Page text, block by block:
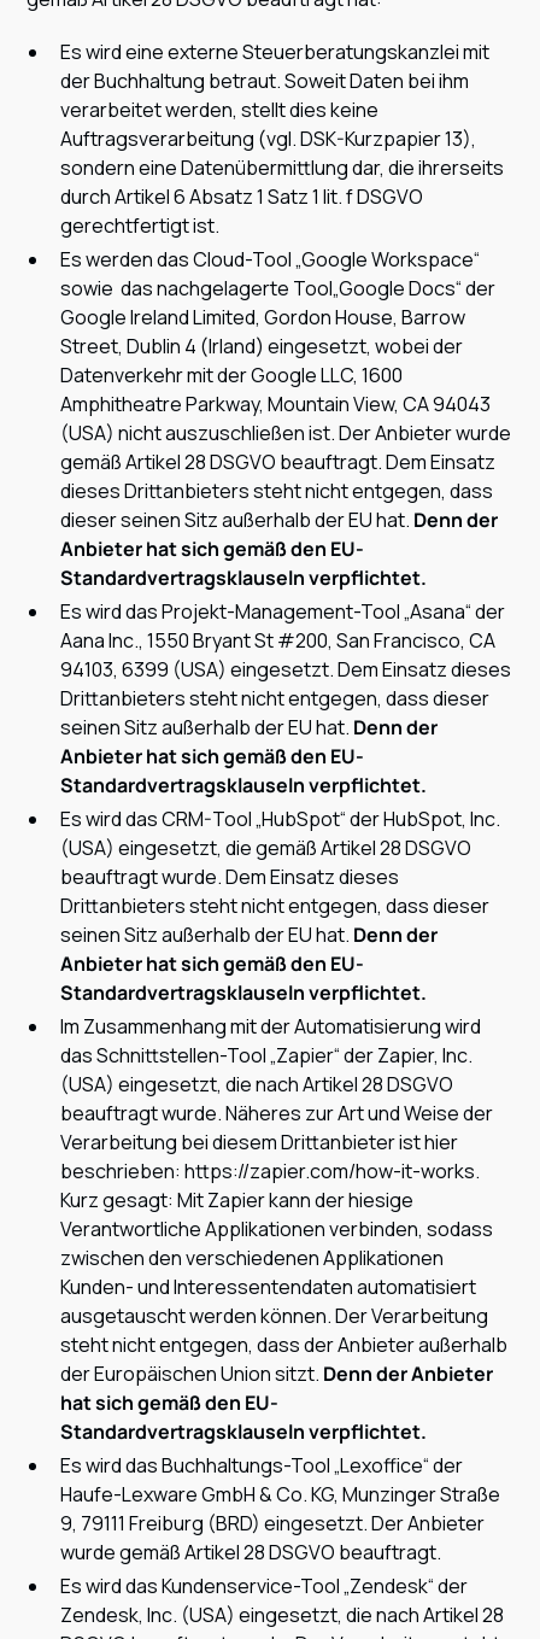
Es wird eine externe Steuerberatungskanzlei mit
der Buchhaltung betraut. Soweit Daten bei ihm
verarbeitet werden, stellt dies keine
Auftragsverarbeitung (vgl. DSK-Kurzpapier 13),
sondern eine Datenübermittlung dar, die ihrerseits
durch Artikel 6 Absatz 1 Satz 1 lit. f DSGVO
gerechtfertigt ist.
Es werden das Cloud-Tool „Google Workspace“
sowie das nachgelagerte Tool„Google Docs“ der
Google Ireland Limited, Gordon House, Barrow
Street, Dublin 4 (Irland) eingesetzt, wobei der
Datenverkehr mit der Google LLC, 1600
Amphitheatre Parkway, Mountain View, CA 94043
(USA) nicht auszuschließen ist. Der Anbieter wurde
gemäß Artikel 28 DSGVO beauftragt. Dem Einsatz
dieses Drittanbieters steht nicht entgegen, dass
dieser seinen Sitz außerhalb der EU hat. Denn der
Anbieter hat sich gemäß den EU-
Standardvertragsklauseln verpflichtet.
Es wird das Projekt-Management-Tool „Asana“ der
Aana Inc., 1550 Bryant St #200, San Francisco, CA
94103, 6399 (USA) eingesetzt. Dem Einsatz dieses
Drittanbieters steht nicht entgegen, dass dieser
seinen Sitz außerhalb der EU hat. Denn der
Anbieter hat sich gemäß den EU-
Standardvertragsklauseln verpflichtet.
Es wird das CRM-Tool „HubSpot“ der HubSpot, Inc.
(USA) eingesetzt, die gemäß Artikel 28 DSGVO
beauftragt wurde. Dem Einsatz dieses
Drittanbieters steht nicht entgegen, dass dieser
seinen Sitz außerhalb der EU hat. Denn der
Anbieter hat sich gemäß den EU-
Standardvertragsklauseln verpflichtet.
Im Zusammenhang mit der Automatisierung wird
das Schnittstellen-Tool „Zapier“ der Zapier, Inc.
(USA) eingesetzt, die nach Artikel 28 DSGVO
beauftragt wurde. Näheres zur Art und Weise der
Verarbeitung bei diesem Drittanbieter ist hier
beschrieben: https://zapier.com/how-it-works.
Kurz gesagt: Mit Zapier kann der hiesige
Verantwortliche Applikationen verbinden, sodass
zwischen den verschiedenen Applikationen
Kunden- und Interessentendaten automatisiert
ausgetauscht werden können. Der Verarbeitung
steht nicht entgegen, dass der Anbieter außerhalb
der Europäischen Union sitzt. Denn der Anbieter
hat sich gemäß den EU-
Standardvertragsklauseln verpflichtet.
Es wird das Buchhaltungs-Tool „Lexoffice“ der
Haufe-Lexware GmbH & Co. KG, Munzinger Straße
9, 79111 Freiburg (BRD) eingesetzt. Der Anbieter
wurde gemäß Artikel 28 DSGVO beauftragt.
Es wird das Kundenservice-Tool „Zendesk“ der
Zendesk, Inc. (USA) eingesetzt, die nach Artikel 28